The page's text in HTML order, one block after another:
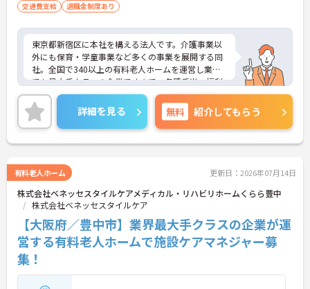
交通費支給
退職金制度あり
東京都新宿区に本社を構える法人です。介護事業以
外にも保育・学童事業など多くの事業を展開する同
社。全国で340以上の有料老人ホームを運営し業界
でも最大手クラスの企業ですので、各種手当、福利
厚生も充実しており、長く安心して働いていただけ
る環境です。研修制度や資格取得支援制度があり、
教育制度も整っています！フレックス制勤務なの
で、公休や有休などお休みもしっかりとれ、メリハ
リのある勤務が可能です。ご興味ある方には、面接
のでお気軽にご相談ください！
詳細を見る 無料 紹介してもらう
有料老人ホーム 更新日：2026年07月14日
株式会社ベネッセスタイルケアメディカル・リハビリホームくらら豊中
株式会社ベネッセスタイルケア
【大阪府／豊中市】業界最大手クラスの企業が運
営する有料老人ホームで施設ケアマネジャー募
集！